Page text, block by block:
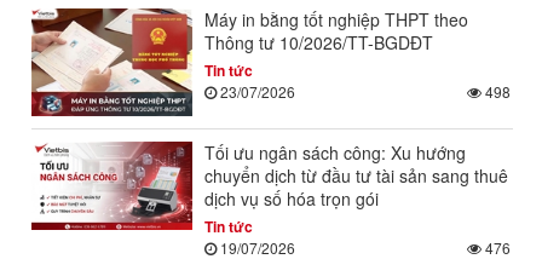
Máy in bằng tốt nghiệp THPT theo
Thông tư 10/2026/TT-BGDĐT
Tin tức
23/07/2026 498
Tối ưu ngân sách công: Xu hướng
chuyển dịch từ đầu tư tài sản sang thuê
dịch vụ số hóa trọn gói
Tin tức
19/07/2026 476